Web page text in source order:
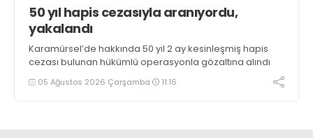
50 yıl hapis cezasıyla aranıyordu,
yakalandı
Karamürsel’de hakkında 50 yıl 2 ay kesinleşmiş hapis
cezası bulunan hükümlü operasyonla gözaltına alındı
05 Ağustos 2026 Çarşamba 11:16